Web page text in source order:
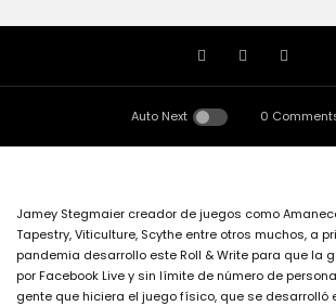
Auto Next 0
Jamey Stegmaier creador de juegos como
Tapestry, Viticulture, Scythe entre otros muchos, a
pandemia desarrollo este Roll & Write para que la
por Facebook Live y sin límite de número de
gente que hiciera el juego físico, que se desarrolló